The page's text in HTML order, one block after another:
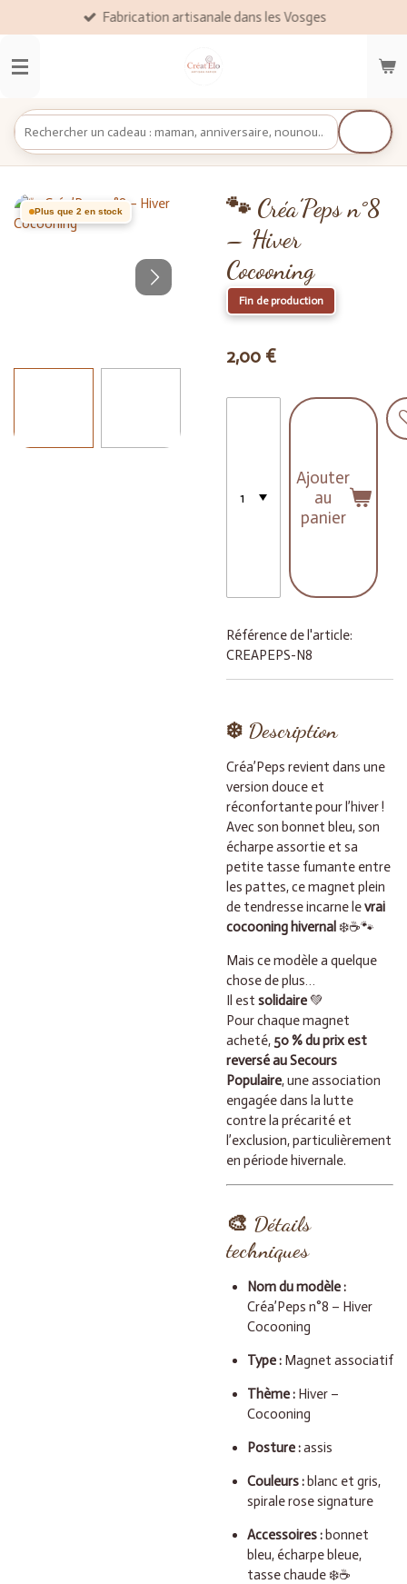
au
contenu
principal
Fabrication artisanale dans les Vosges
🐾 Créa’Peps n°8
– Hiver
Cocooning
Fin de production
Plus que 2 en stock
2,00 €
Ajouter
au
panier
Référence de l'article:
CREAPEPS-N8
❄️ Description
Créa’Peps revient dans une
version douce et
réconfortante pour l’hiver !
Avec son bonnet bleu, son
écharpe assortie et sa
petite tasse fumante entre
les pattes, ce magnet plein
de tendresse incarne levrai
cocooning hivernal ❄️☕🐾
Mais ce modèle a quelque
chose de plus…
Il est solidaire 💚
Pour chaque magnet
acheté, 50 % du prix est
reversé au Secours
Populaire, une association
engagée dans la lutte
contre la précarité et
l’exclusion, particulièrement
en période hivernale.
🎨 Détails
techniques
Nom du modèle :
Créa’Peps n°8 – Hiver
Cocooning
Type :Magnet associatif
Thème :Hiver –
Cocooning
Posture :assis
Couleurs :blanc et gris,
spirale rose signature
Accessoires :bonnet
bleu, écharpe bleue,
tasse chaude ❄️☕